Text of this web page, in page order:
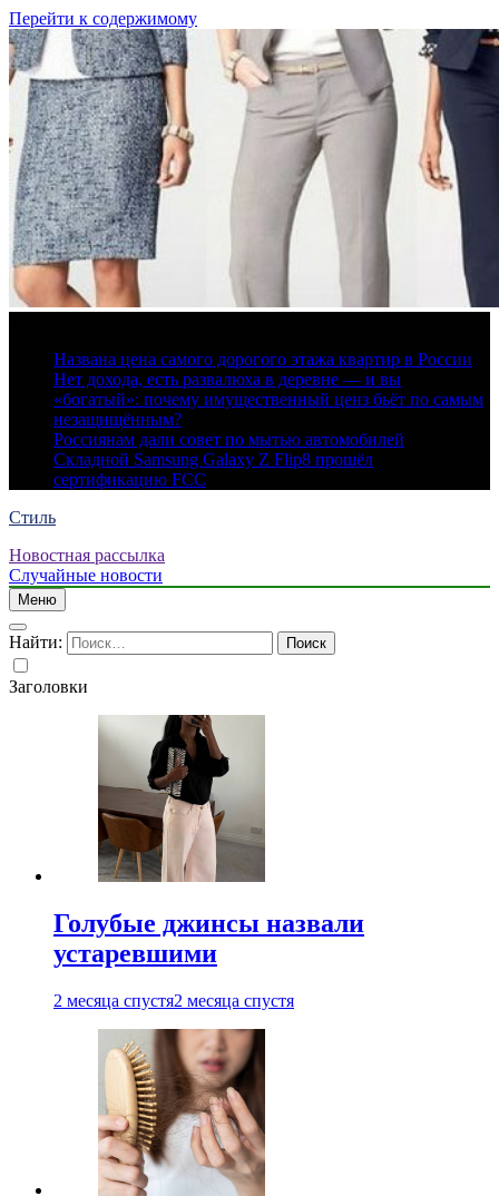
Перейти к содержимому
Названа цена самого дорогого этажа квартир в России
Нет дохода, есть развалюха в деревне — и вы
«богатый»: почему имущественный ценз бьёт по самым
незащищённым?
Россиянам дали совет по мытью автомобилей
Складной Samsung Galaxy Z Flip8 прошёл
сертификацию FCC
Стиль
Новостная рассылка
Случайные новости
Меню
Найти:
Заголовки
Голубые джинсы назвали
устаревшими
2 месяца спустя2 месяца спустя